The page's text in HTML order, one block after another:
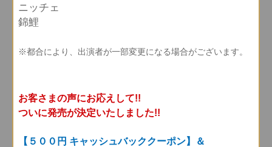
ニッチェ
錦鯉
※都合により、出演者が一部変更になる場合がございます。
お客さまの声にお応えして!!
ついに発売が決定いたしました!!
【５００円 キャッシュバッククーポン】＆